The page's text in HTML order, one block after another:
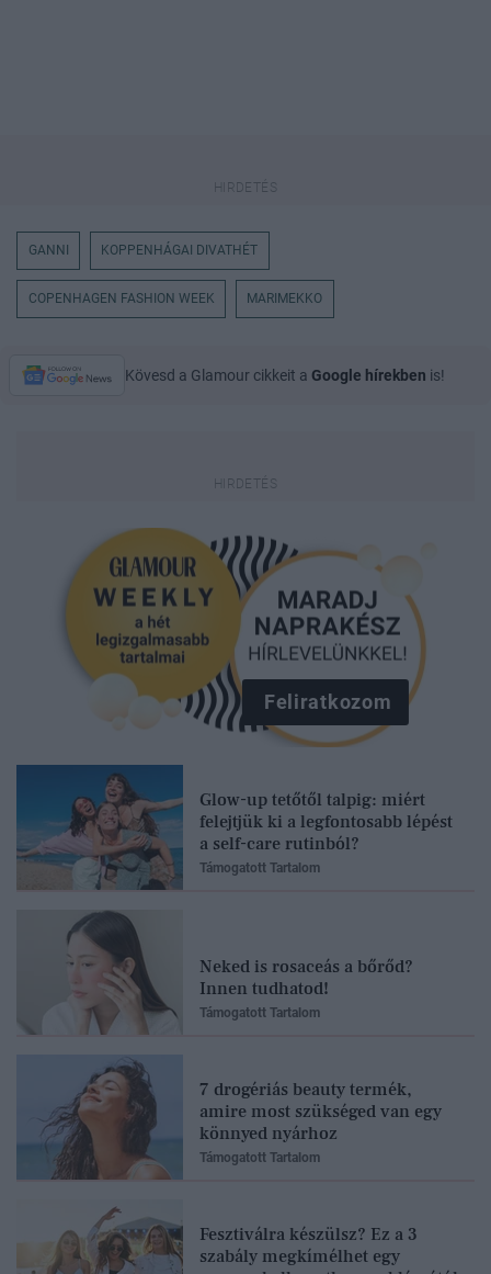
GANNI KOPPENHÁGAI DIVATHÉT
COPENHAGEN FASHION WEEK MARIMEKKO
Kövesd a Glamour cikkeit a Google hírekben is!
Feliratkozom
Glow-up tetőtől talpig: miért
felejtjük ki a legfontosabb lépést
a self-care rutinból?
Támogatott Tartalom
Neked is rosaceás a bőrőd?
Innen tudhatod!
Támogatott Tartalom
7 drogériás beauty termék,
amire most szükséged van egy
könnyed nyárhoz
Támogatott Tartalom
Fesztiválra készülsz? Ez a 3
szabály megkímélhet egy